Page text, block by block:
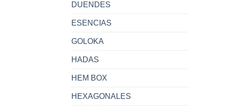
DUENDES
ESENCIAS
GOLOKA
HADAS
HEM BOX
HEXAGONALES